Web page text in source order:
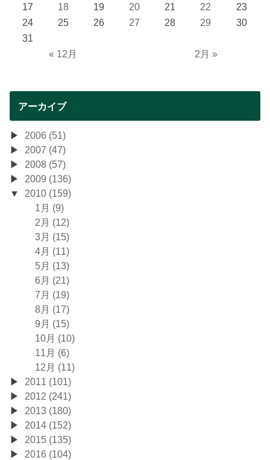
« 12月 2月 »
17
18 19 20 21 22
23
24
25 26 27 28 29
30
31
アーカイブ
2006 (51)
2007 (47)
2008 (57)
2009 (136)
2010 (159)
1月 (9)
2月 (12)
3月 (15)
4月 (11)
5月 (13)
6月 (21)
7月 (19)
8月 (17)
9月 (15)
10月 (10)
11月 (6)
12月 (11)
2011 (101)
2012 (241)
2013 (180)
2014 (152)
2015 (135)
2016 (104)